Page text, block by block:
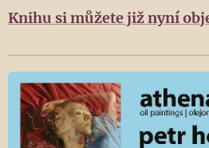
Knihu si můžete již nyní